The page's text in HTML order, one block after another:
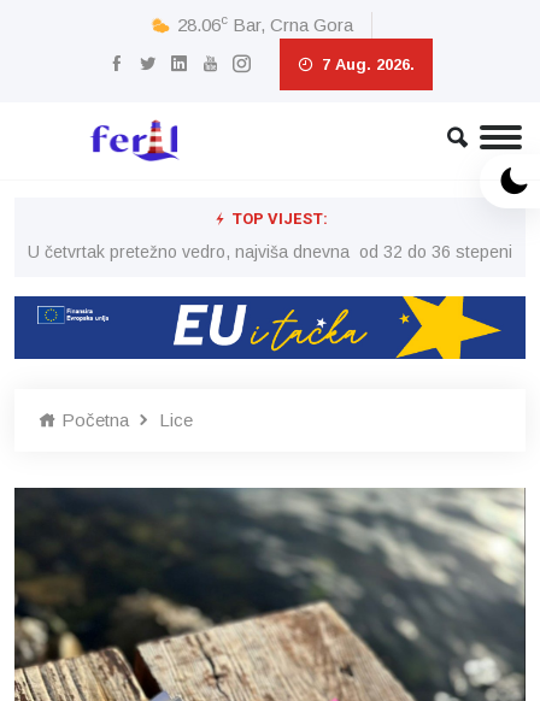
28.06c Bar, Crna Gora
7 Aug. 2026.
TOP VIJEST:
U četvrtak pretežno vedro, najviša dnevna od 32 do 36 stepeni
Početna Lice